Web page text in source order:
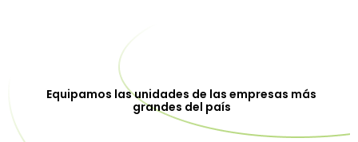
Equipamos las unidades de las empresas más
grandes del país